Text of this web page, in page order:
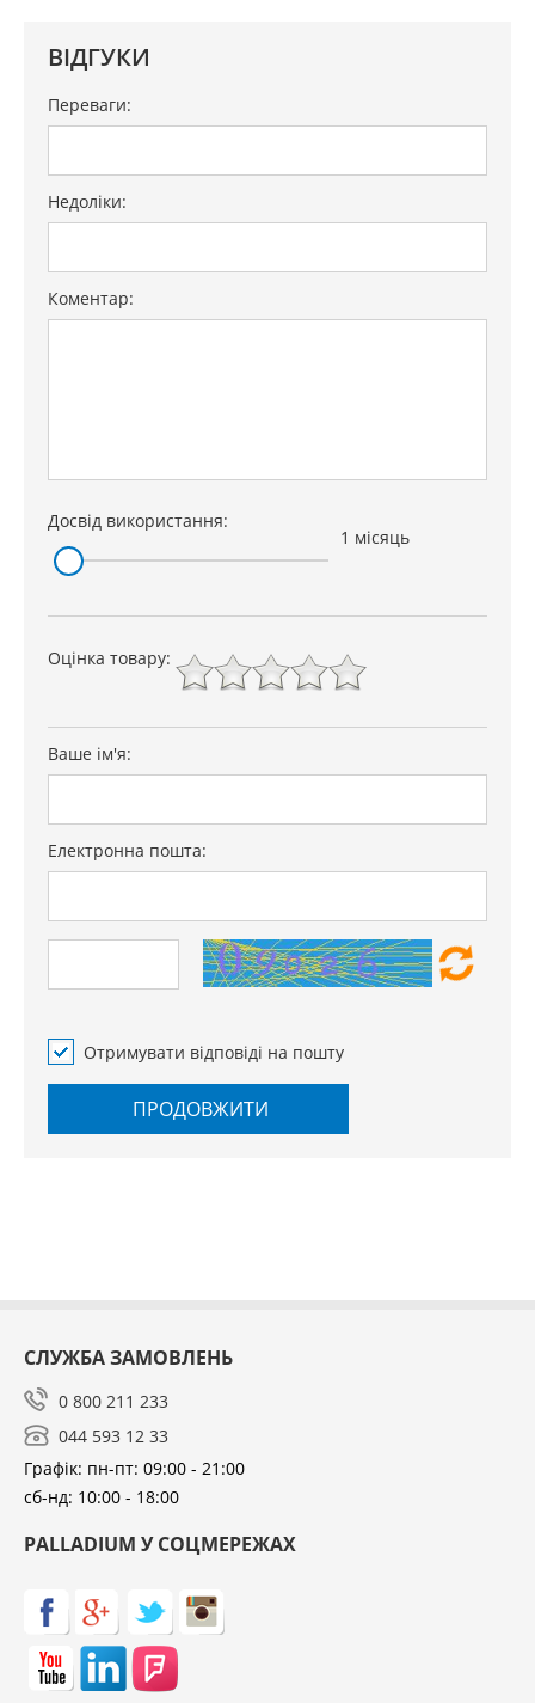
ВІДГУКИ
Переваги:
Недоліки:
Коментар:
Досвід використання:
1 місяць
Оцінка товару:
Ваше ім'я:
Електронна пошта:
Отримувати відповіді на пошту
ПРОДОВЖИТИ
СЛУЖБА ЗАМОВЛЕНЬ
0 800 211 233
044 593 12 33
Графік: пн-пт: 09:00 - 21:00
сб-нд: 10:00 - 18:00
PALLADIUM У СОЦМЕРЕЖАХ